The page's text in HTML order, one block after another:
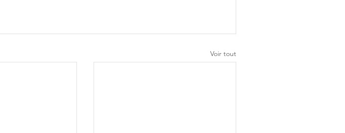
Voir tout